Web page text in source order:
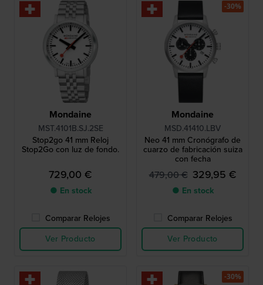
Mondaine
MST.4101B.SJ.2SE
Stop2go 41 mm Reloj
Stop2Go con luz de fondo.
729,00 €
● En stock
Comparar Relojes
Ver Producto
Mondaine
MSD.41410.LBV
Neo 41 mm Cronógrafo de
cuarzo de fabricación suiza
con fecha
479,00 € 329,95 €
● En stock
Comparar Relojes
Ver Producto
-30%
-30%